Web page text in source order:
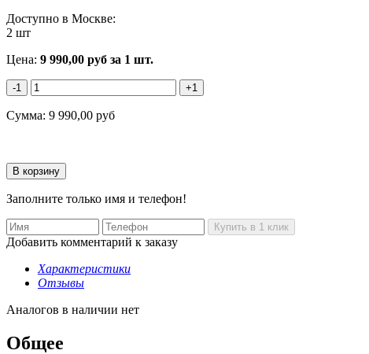
Доступно в Москве:
2 шт
Цена: 9 990,00 руб за 1 шт.
-1 +1
Сумма: 9 990,00 руб
Заполните только имя и телефон!
Добавить комментарий к заказу
Характеристики
Отзывы
Аналогов в наличии нет
Общее